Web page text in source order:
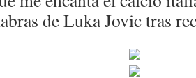
de Luka Jovic tras